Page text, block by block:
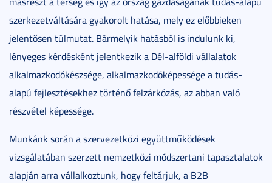
szerkezetváltására gyakorolt hatása, mely ez előbbieken
jelentősen túlmutat. Bármelyik hatásból is indulunk ki,
lényeges kérdésként jelentkezik a Dél-alföldi vállalatok
alkalmazkodókészsége, alkalmazkodóképessége a tudás-
alapú fejlesztésekhez történő felzárkózás, az abban való
részvétel képessége.
Munkánk során a szervezetközi együttműködések
vizsgálatában szerzett nemzetközi módszertani tapasztalatok
alapján arra vállalkoztunk, hogy feltárjuk, a B2B